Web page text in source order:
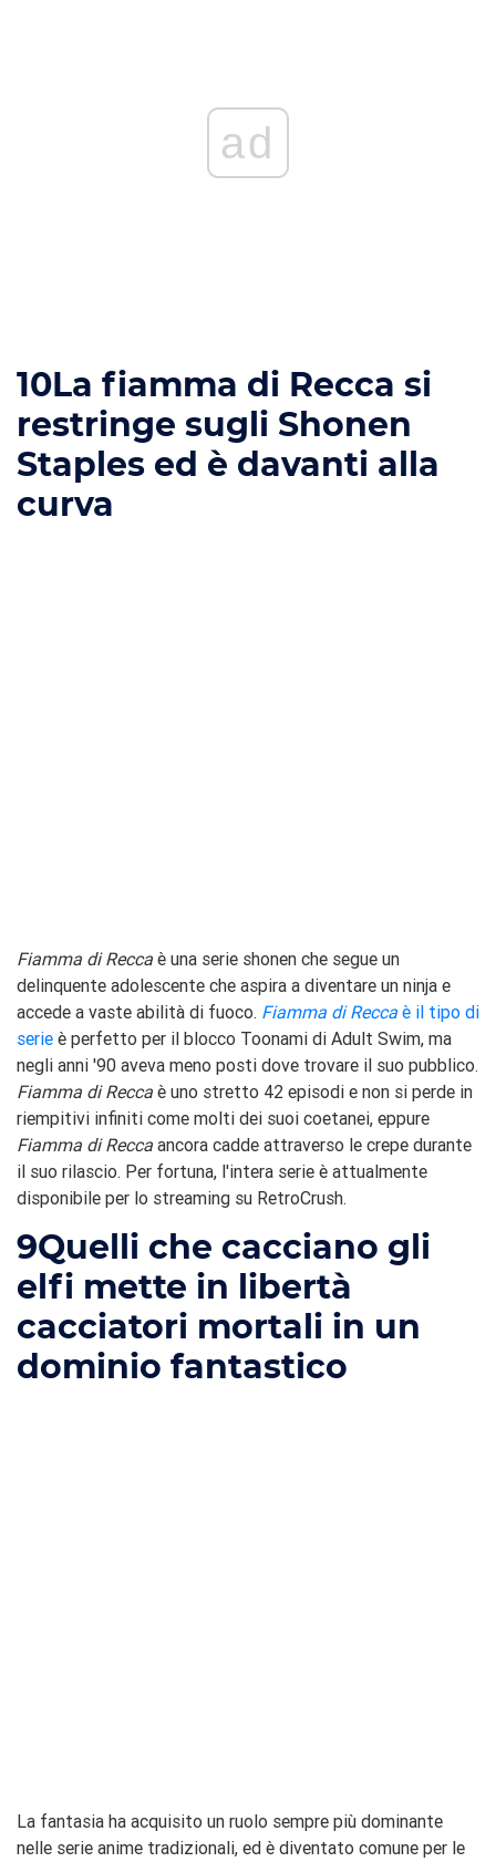
ad
10La fiamma di Recca si
restringe sugli Shonen
Staples ed è davanti alla
curva
Fiamma di Recca è una serie shonen che segue un
delinquente adolescente che aspira a diventare un ninja e
accede a vaste abilità di fuoco. Fiamma di Recca è il tipo di
serie è perfetto per il blocco Toonami di Adult Swim, ma
negli anni '90 aveva meno posti dove trovare il suo pubblico.
Fiamma di Recca è uno stretto 42 episodi e non si perde in
riempitivi infiniti come molti dei suoi coetanei, eppure
Fiamma di Recca ancora cadde attraverso le crepe durante
il suo rilascio. Per fortuna, l'intera serie è attualmente
disponibile per lo streaming su RetroCrush.
9Quelli che cacciano gli
elfi mette in libertà
cacciatori mortali in un
dominio fantastico
La fantasia ha acquisito un ruolo sempre più dominante
nelle serie anime tradizionali, ed è diventato comune per le